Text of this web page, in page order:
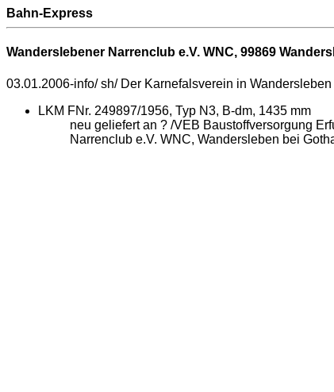
Bahn-Express
Wanderslebener Narrenclub e.V. WNC, 99869
03.01.2006-info/ sh/ Der Karnefalsverein in
LKM FNr. 249897/1956, Typ N3, B-dm, 1435 mm
neu geliefert an ? /VEB Baustoffversorgung
Narrenclub e.V. WNC, Wandersleben bei